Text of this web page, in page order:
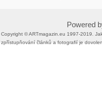
Powered
Copyright ©​ ​​ARTmagazin.eu ​1997-2019​.​
zpřístupňování článků a fotografií je